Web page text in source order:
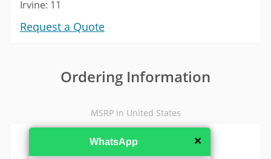
Irvine: 11
Request a Quote
Ordering Information
MSRP in United States
✕
WhatsApp